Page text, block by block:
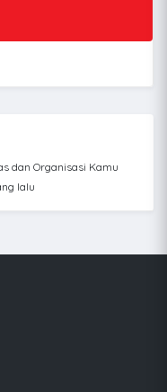
dan Organisasi Kamu
lalu